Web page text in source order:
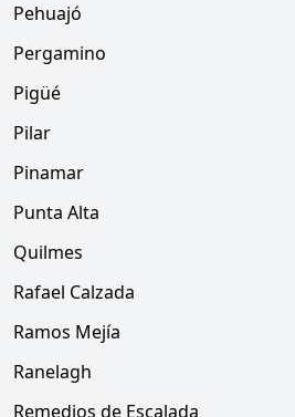
Pehuajó
Pergamino
Pigüé
Pilar
Pinamar
Punta Alta
Quilmes
Rafael Calzada
Ramos Mejía
Ranelagh
Remedios de Escalada